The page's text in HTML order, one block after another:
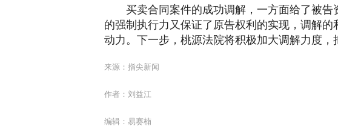
买卖合同案件的成功调解，一方面给了被
的强制执行力又保证了原告权利的实现，调解
动力。下一步，桃源法院将积极加大调解力度，
来源：指尖新闻
作者：刘益江
编辑：易赛楠